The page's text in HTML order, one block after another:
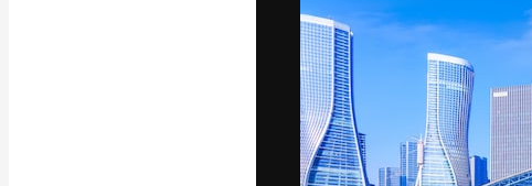
動画テンプレート
アイコン
3D モデル
フォント
最高のクリエイテ
ットフォーム。ク
店、スタジオを含
います。